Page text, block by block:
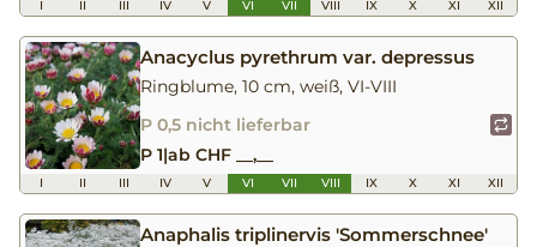
I II III IV V VI VII VIII IX X XI XII
Anacyclus pyrethrum var. depressus
Ringblume, 10 cm, weiß, VI-VIII
P 0,5 nicht lieferbar
P 1|ab CHF __,__
I II III IV V VI VII VIII IX X XI XII
Anaphalis triplinervis 'Sommerschnee'